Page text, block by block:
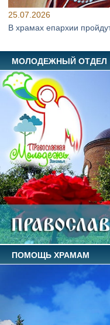
25.07.2026
В храмах епархии
МОЛОДЕЖНЫЙ ОТДЕЛ
ПОМОЩЬ ХРАМАМ